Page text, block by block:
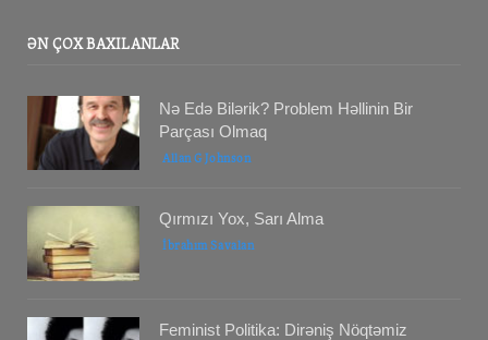
ƏN ÇOX BAXILANLAR
Nə Edə Bilərik? Problem Həllinin Bir
Parçası Olmaq
Allan G Johnson
Qırmızı Yox, Sarı Alma
İbrahım Savalan
Feminist Politika: Dirəniş Nöqtəmiz